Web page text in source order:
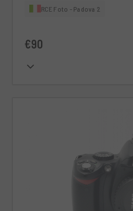
RCE Foto - Padova 2
€90